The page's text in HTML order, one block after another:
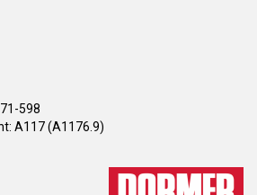
598
A117 (A1176.9)